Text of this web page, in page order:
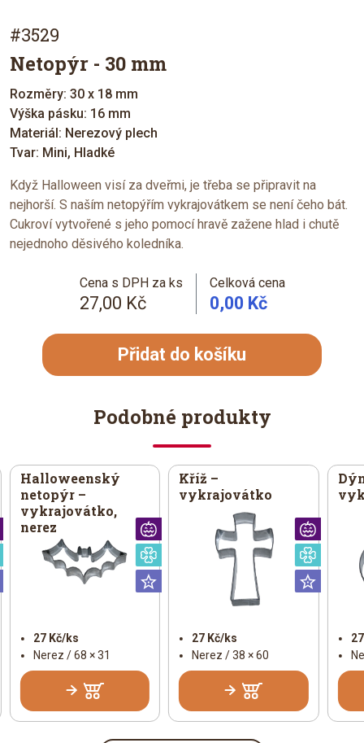
#3529
Netopýr - 30 mm
Rozměry: 30 x 18 mm
Výška pásku: 16 mm
Materiál: Nerezový plech
Tvar: Mini, Hladké
Když Halloween visí za dveřmi, je třeba se připravit na
nejhorší. S naším netopýřím vykrajovátkem se není čeho bát.
Cukroví vytvořené s jeho pomocí hravě zažene hlad i chutě
nejednoho děsivého koledníka.
Cena s DPH za ks
27,00 Kč
Celková cena
0,00 Kč
Přidat do košíku
Podobné produkty
Halloween
Speciální
Halloweenský
netopýr –
vykrajovátko,
nerez
27 Kč/ks
Nerez / 68 × 31
Kříž –
vykrajovátko
27 Kč/ks
Nerez / 38 × 60
Halloween
Speciální
Universální